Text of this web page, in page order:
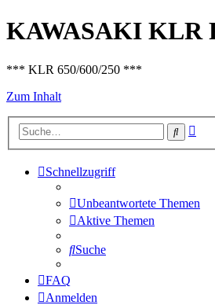
KAWASAKI KLR
*** KLR 650/600/250 ***
Zum Inhalt
Suche
Schnellzugriff
Unbeantwortete Themen
Aktive Themen
Suche
FAQ
Anmelden